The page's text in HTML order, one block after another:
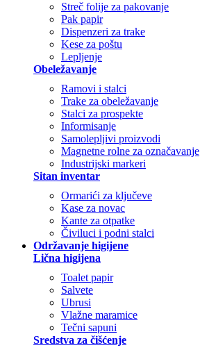
Streč folije za pakovanje
Pak papir
Dispenzeri za trake
Kese za poštu
Lepljenje
Obeležavanje
Ramovi i stalci
Trake za obeležavanje
Stalci za prospekte
Informisanje
Samolepljivi proizvodi
Magnetne rolne za označavanje
Industrijski markeri
Sitan inventar
Ormarići za ključeve
Kase za novac
Kante za otpatke
Čiviluci i podni stalci
Održavanje higijene
Lična higijena
Toalet papir
Salvete
Ubrusi
Vlažne maramice
Tečni sapuni
Sredstva za čišćenje